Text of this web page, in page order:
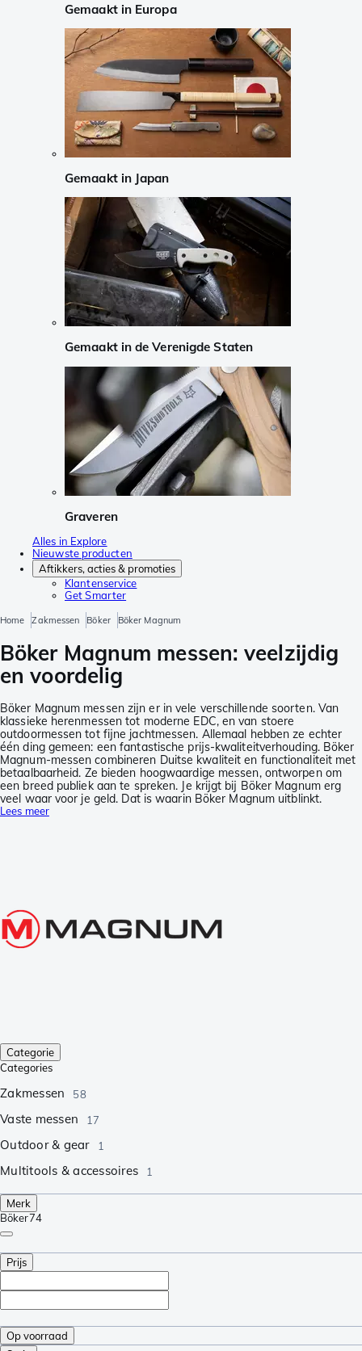
Gemaakt in Europa
Gemaakt in Japan
Gemaakt in de Verenigde Staten
Graveren
Alles in Explore
Nieuwste producten
Aftikkers, acties & promoties
Klantenservice
Get Smarter
Home Zakmessen Böker Böker Magnum
Böker Magnum messen: veelzijdig
en voordelig
Böker Magnum messen zijn er in vele verschillende soorten. Van
klassieke herenmessen tot moderne EDC, en van stoere
outdoormessen tot fijne jachtmessen. Allemaal hebben ze echter
één ding gemeen: een fantastische prijs-kwaliteitverhouding. Böker
Magnum-messen combineren Duitse kwaliteit en functionaliteit met
betaalbaarheid. Ze bieden hoogwaardige messen, ontworpen om
een breed publiek aan te spreken. Je krijgt bij Böker Magnum erg
veel waar voor je geld. Dat is waarin Böker Magnum uitblinkt.
Lees meer
Categorie
Categories
Zakmessen 58
Vaste messen 17
Outdoor & gear 1
Multitools & accessoires 1
Merk
Böker74
Prijs
Op voorraad